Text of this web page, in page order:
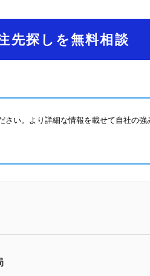
先探しを無料相談
い。より詳細な情報を載せて自社の